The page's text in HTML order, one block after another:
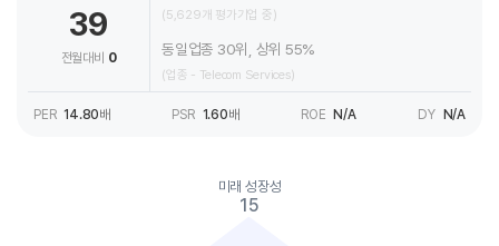
39
전월대비 0
(5,629개 평가기업 중)
동일업종 30위, 상위 55%
(업종 - Telecom Services)
PER 14.80배 PSR 1.60배 ROE N/A DY N/A
미래 성장성
15